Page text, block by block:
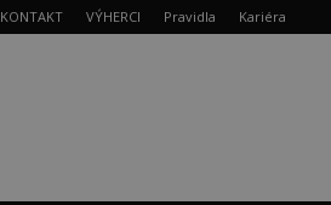
KONTAKT VÝHERCI Pravidla Kariéra